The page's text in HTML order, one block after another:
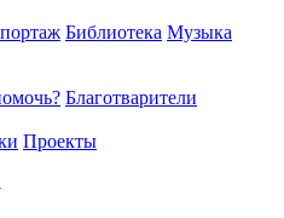
Библиотека Музыка
Благотварители
Проекты